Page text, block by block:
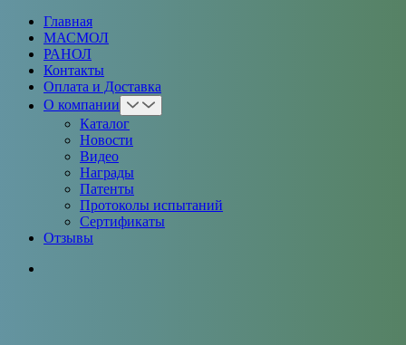
Главная
МАСМОЛ
РАНОЛ
Контакты
Оплата и Доставка
О компании
Каталог
Новости
Видео
Награды
Патенты
Протоколы испытаний
Сертификаты
Отзывы